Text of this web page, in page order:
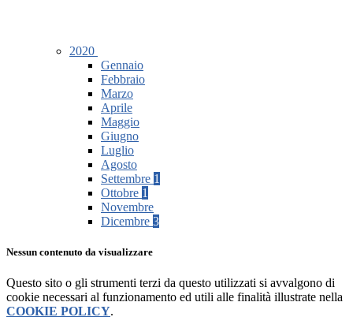
2020
Gennaio
Febbraio
Marzo
Aprile
Maggio
Giugno
Luglio
Agosto
Settembre 1
Ottobre 1
Novembre
Dicembre 3
Nessun contenuto da visualizzare
Questo sito o gli strumenti terzi da questo utilizzati si avvalgono di
cookie necessari al funzionamento ed utili alle finalità illustrate nella
COOKIE POLICY.